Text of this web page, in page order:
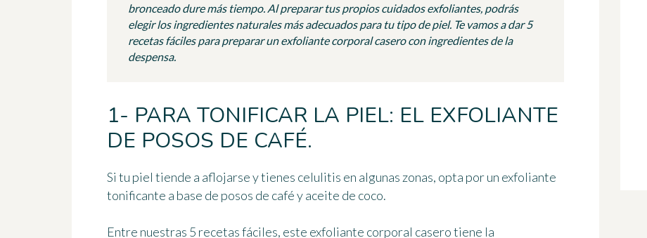
bronceado dure más tiempo. Al preparar tus propios cuidados exfoliantes, podrás
elegir los ingredientes naturales más adecuados para tu tipo de piel. Te vamos a dar 5
recetas fáciles para preparar un exfoliante corporal casero con ingredientes de la
despensa.
1- PARA TONIFICAR LA PIEL: EL EXFOLIANTE
DE POSOS DE CAFÉ.
Si tu piel tiende a aflojarse y tienes celulitis en algunas zonas, opta por un exfoliante
tonificante a base de posos de café y aceite de coco.
Entre nuestras 5 recetas fáciles, este exfoliante corporal caserotiene la